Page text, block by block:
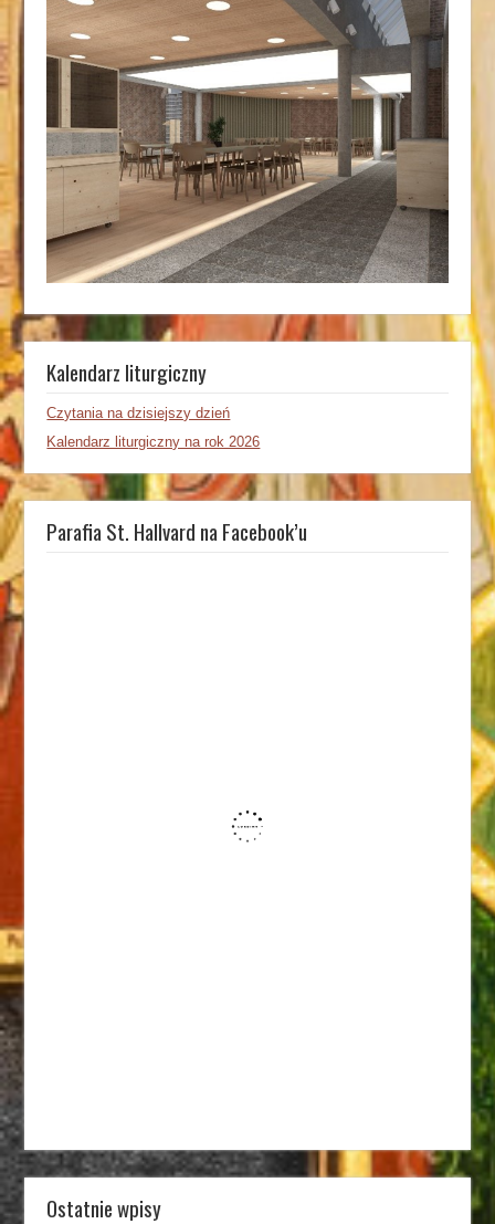
Kalendarz liturgiczny
Czytania na dzisiejszy dzień
Kalendarz liturgiczny na rok 2026
Parafia St. Hallvard na Facebook’u
Ostatnie wpisy